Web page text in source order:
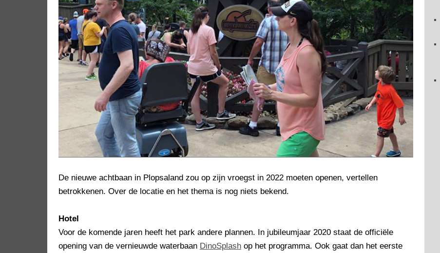
De nieuwe achtbaan in Plopsaland zou op zijn vroegst in 2022 moeten openen, vertellen
betrokkenen. Over de locatie en het thema is nog niets bekend.
Hotel
Voor de komende jaren heeft het park andere plannen. In jubileumjaar 2020 staat de officiële
opening van de vernieuwde waterbaan DinoSplash op het programma. Ook gaat dan het eerste